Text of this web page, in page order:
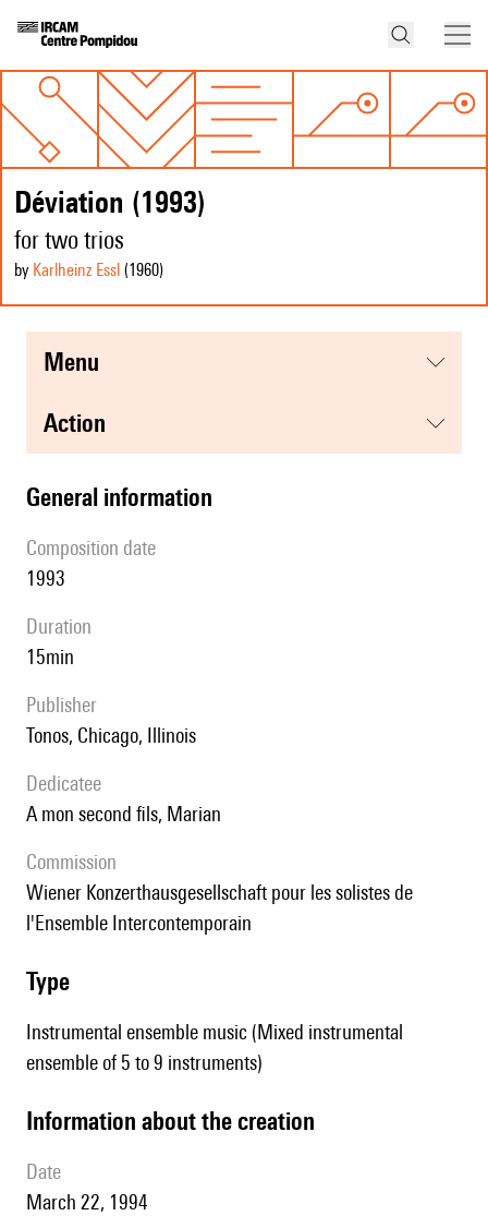
Déviation (1993)
for two trios
by Karlheinz Essl (1960)
menu
action
general information
composition date
1993
duration
15min
publisher
Tonos, Chicago, Illinois
Dedicatee
A mon second fils, Marian
Commission
Wiener Konzerthausgesellschaft pour les solistes de
l'Ensemble Intercontemporain
type
Instrumental ensemble music (Mixed instrumental
ensemble of 5 to 9 instruments)
information about the creation
date
March 22, 1994